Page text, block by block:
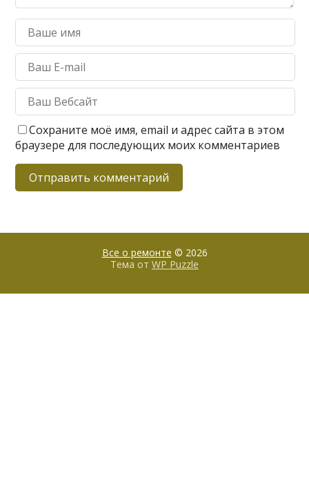
Сохраните моё имя, email и адрес сайта в этом
браузере для последующих моих комментариев
Все о ремонте © 2026
Тема от WP Puzzle